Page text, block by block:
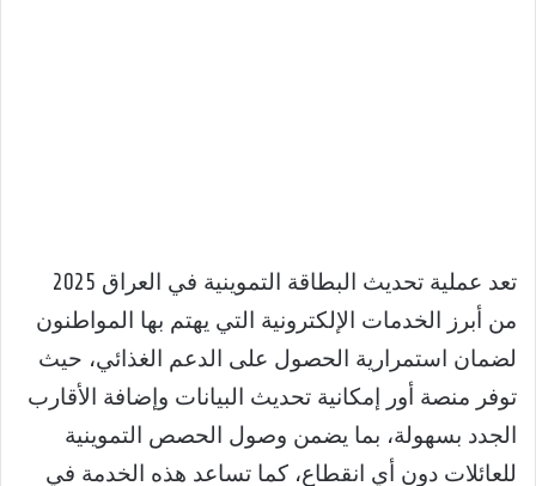
تعد عملية تحديث البطاقة التموينية في العراق 2025
من أبرز الخدمات الإلكترونية التي يهتم بها المواطنون
لضمان استمرارية الحصول على الدعم الغذائي، حيث
توفر منصة أور إمكانية تحديث البيانات وإضافة الأقارب
الجدد بسهولة، بما يضمن وصول الحصص التموينية
للعائلات دون أي انقطاع، كما تساعد هذه الخدمة في